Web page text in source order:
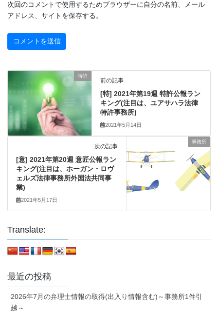
次回のコメントで使用するためブラウザーに自分の名前、メール
アドレス、サイトを保存する。
特許
前の記事
[特] 2021年第19週 特許公報ラン
キング(注目は、ユアサハラ法律
特許事務所)
2021年5月14日
事務所
次の記事
[意] 2021年第20週 意匠公報ラン
キング(注目は、ホーガン・ロヴ
ェルズ法律事務所外国法共同事
業)
2021年5月17日
Translate:
最近の投稿
2026年7月の弁理士情報の取得(出入り情報含む)～事務所1件引
越～